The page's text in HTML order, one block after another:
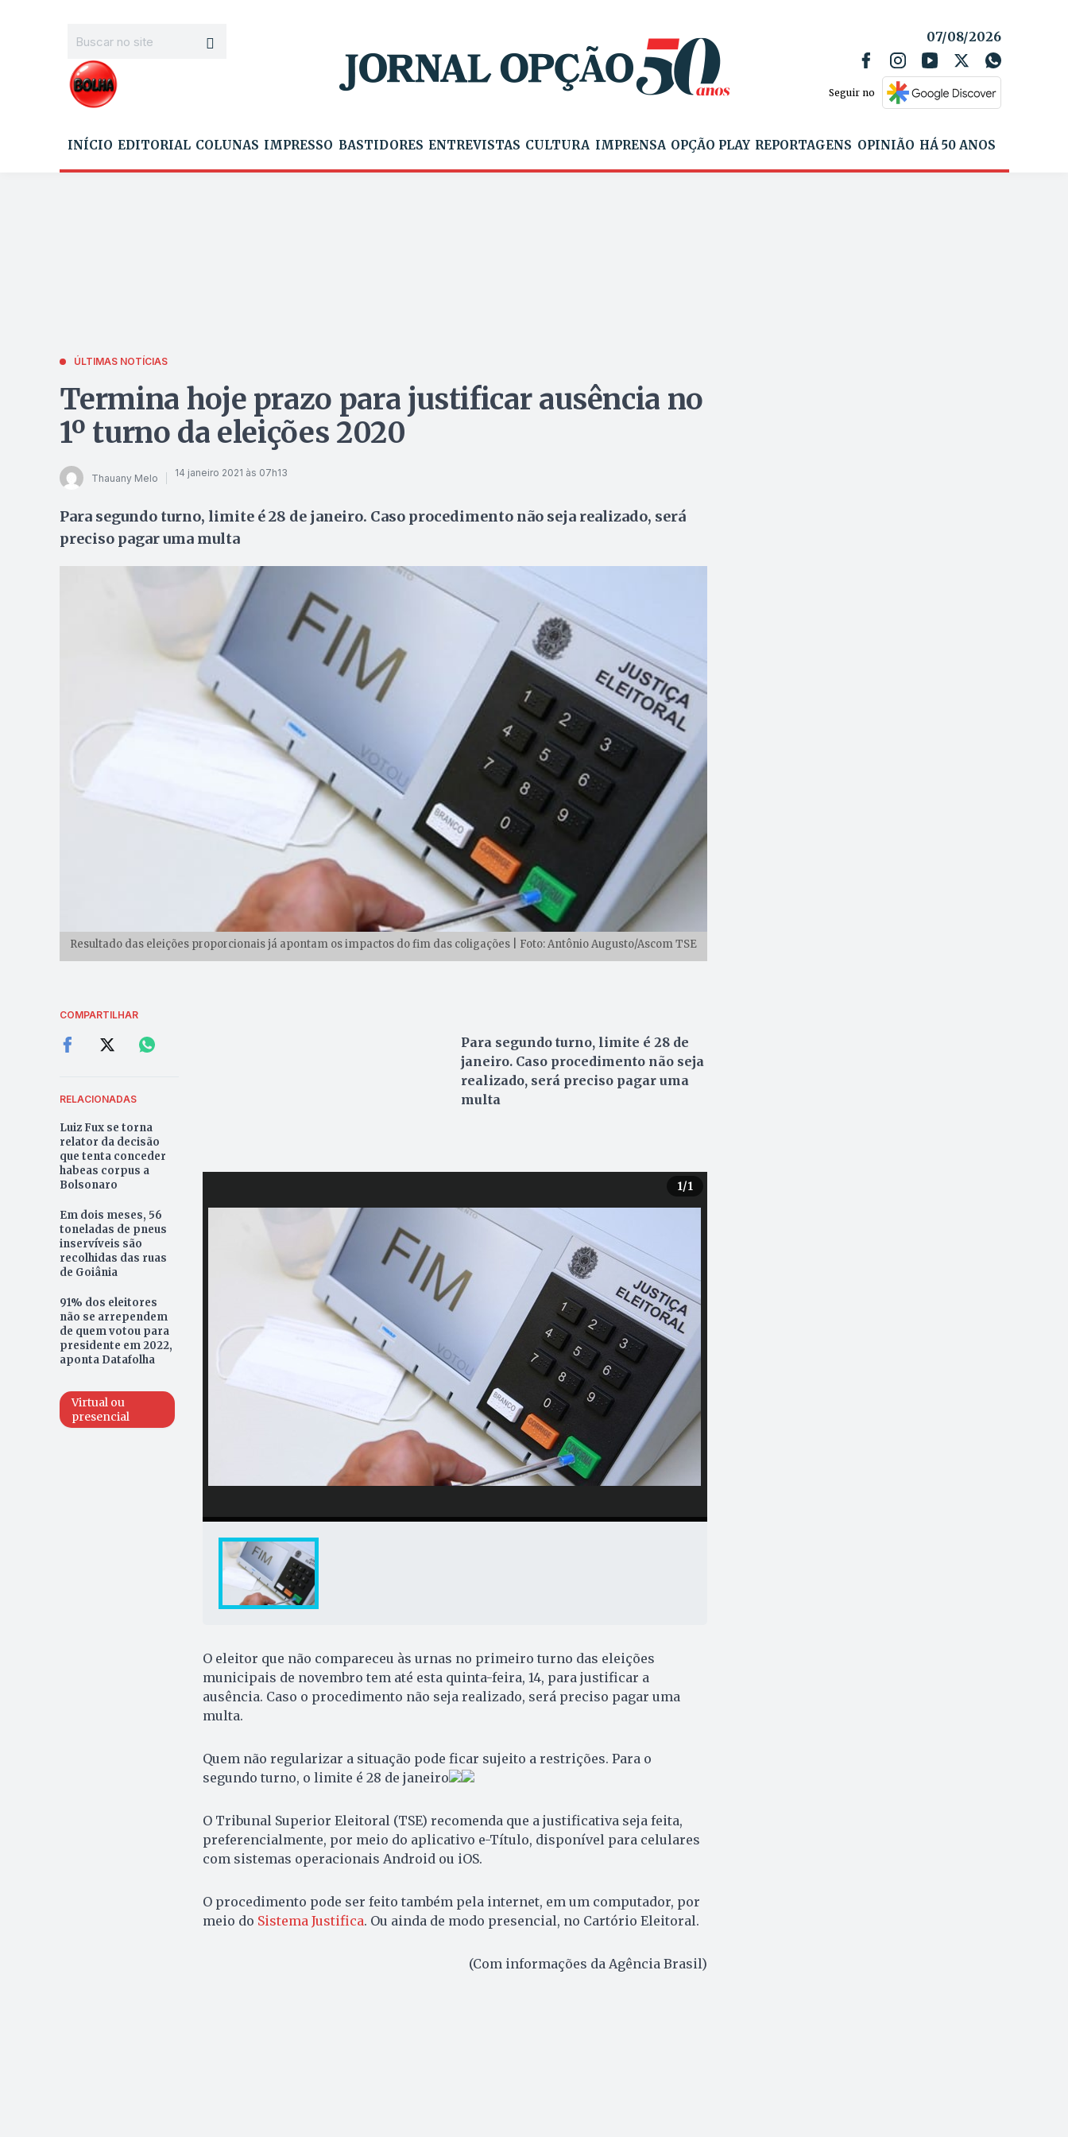
07/08/2026
Seguir no
INÍCIO EDITORIAL COLUNAS IMPRESSO BASTIDORES ENTREVISTAS CULTURA IMPRENSA OPÇÃO PLAY REPORTAGENS OPINIÃO HÁ 50 ANOS
ÚLTIMAS NOTÍCIAS
Termina hoje prazo para justificar ausência no
1º turno da eleições 2020
Thauany Melo 14 janeiro 2021 às 07h13
Para segundo turno, limite é 28 de janeiro. Caso procedimento não seja realizado, será
preciso pagar uma multa
Resultado das eleições proporcionais já apontam os impactos do fim das coligações | Foto: Antônio Augusto/Ascom TSE
COMPARTILHAR
RELACIONADAS
Luiz Fux se torna
relator da decisão
que tenta conceder
habeas corpus a
Bolsonaro
Em dois meses, 56
toneladas de pneus
inservíveis são
recolhidas das ruas
de Goiânia
91% dos eleitores
não se arrependem
de quem votou para
presidente em 2022,
aponta Datafolha
Virtual ou
presencial
Para segundo turno, limite é 28 de
janeiro. Caso procedimento não seja
realizado, será preciso pagar uma
multa
1/1
O eleitor que não compareceu às urnas no primeiro turno das eleições
municipais de novembro tem até esta quinta-feira, 14, para justificar a
ausência. Caso o procedimento não seja realizado, será preciso pagar uma
multa.
Quem não regularizar a situação pode ficar sujeito a restrições. Para o
segundo turno, o limite é 28 de janeiro
O Tribunal Superior Eleitoral (TSE) recomenda que a justificativa seja feita,
preferencialmente, por meio do aplicativo e-Título, disponível para celulares
com sistemas operacionais Android ou iOS.
O procedimento pode ser feito também pela internet, em um computador, por
meio do Sistema Justifica. Ou ainda de modo presencial, no Cartório Eleitoral.
(Com informações da Agência Brasil)